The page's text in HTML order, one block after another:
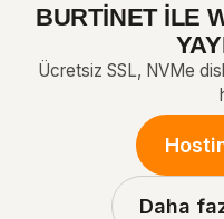
BURTİNET İLE
Ücretsiz SSL, NVMe
Daha